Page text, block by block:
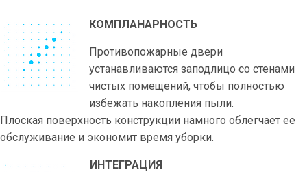
КОМПЛАНАРНОСТЬ
Противопожарные двери
устанавливаются заподлицо со стенами
чистых помещений, чтобы полностью
избежать накопления пыли.
Плоская поверхность конструкции намного облегчает ее
обслуживание и экономит время уборки.
ИНТЕГРАЦИЯ